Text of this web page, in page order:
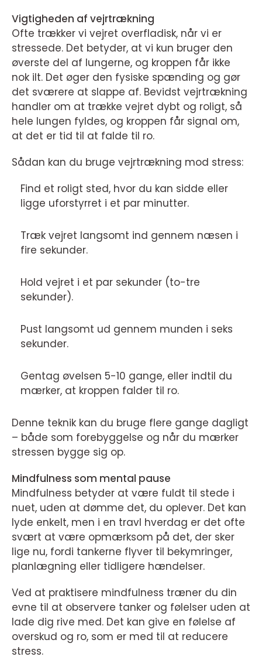
Vigtigheden af vejrtrækning
Ofte trækker vi vejret overfladisk, når vi er
stressede. Det betyder, at vi kun bruger den
øverste del af lungerne, og kroppen får ikke
nok ilt. Det øger den fysiske spænding og gør
det sværere at slappe af. Bevidst vejrtrækning
handler om at trække vejret dybt og roligt, så
hele lungen fyldes, og kroppen får signal om,
at det er tid til at falde til ro.
Sådan kan du bruge vejrtrækning mod stress:
Find et roligt sted, hvor du kan sidde eller
ligge uforstyrret i et par minutter.
Træk vejret langsomt ind gennem næsen i
fire sekunder.
Hold vejret i et par sekunder (to-tre
sekunder).
Pust langsomt ud gennem munden i seks
sekunder.
Gentag øvelsen 5-10 gange, eller indtil du
mærker, at kroppen falder til ro.
Denne teknik kan du bruge flere gange dagligt
– både som forebyggelse og når du mærker
stressen bygge sig op.
Mindfulness som mental pause
Mindfulness betyder at være fuldt til stede i
nuet, uden at dømme det, du oplever. Det kan
lyde enkelt, men i en travl hverdag er det ofte
svært at være opmærksom på det, der sker
lige nu, fordi tankerne flyver til bekymringer,
planlægning eller tidligere hændelser.
Ved at praktisere mindfulness træner du din
evne til at observere tanker og følelser uden at
lade dig rive med. Det kan give en følelse af
overskud og ro, som er med til at reducere
stress.